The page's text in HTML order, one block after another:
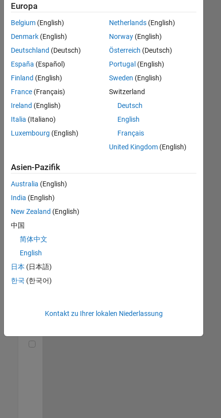
Sie
nach
einem
Standort,
um
alle
in
Ihrer
Region
Account
Manager -
Commercial
(m/f/d)
DE-München
Senior Utilities and Energy Market Developer (m/f/d)
and Energy
Market
Developer
Marketing |
Europa
Belgium (English)
Denmark (English)
Deutschland (Deutsch)
España (Español)
Finland (English)
France (Français)
Ireland (English)
Italia (Italiano)
Luxembourg (English)
Netherlands(English)
Norway(English)
Österreich (Deutsch)
Portugal (English)
Sweden (English)
Switzerland
Deutsch
English
Français
United Kingdom(English)
Asien-Pazifik
Australia (English)
India (English)
New Zealand (English)
中国
简体中文
English
日本 (日本語)
한국 (한국어)
Kontakt zu Ihrer lokalen Niederlassung